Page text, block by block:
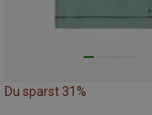
Du sparst 31%